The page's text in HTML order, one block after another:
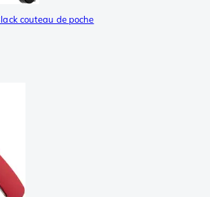
couteau de poche